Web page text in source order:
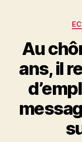
Au
ans, il